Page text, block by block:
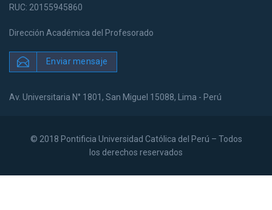
RUC: 20155945860
Dirección Académica del Profesorado
Enviar mensaje
Av. Universitaria N° 1801, San Miguel 15088, Lima - Perú
© 2018 Pontificia Universidad Católica del Perú – Todos
los derechos reservados